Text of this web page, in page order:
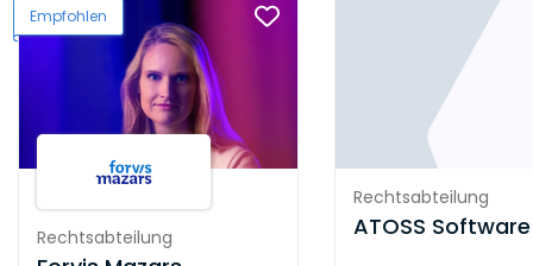
Empfohlen
Rechtsabteilung
Rechtsabteilung
ATOSS